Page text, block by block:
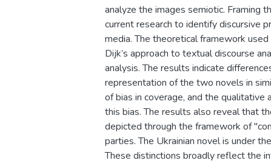
analyze the images semiotic. Framing
current research to identify discursive
media. The theoretical framework
Dijk’s approach to textual discourse
analysis. The results indicate
representation of the two novels in
of bias in coverage, and the
this bias. The results also reveal that
depicted through the framework of
parties. The Ukrainian novel is under
These distinctions broadly reflect the